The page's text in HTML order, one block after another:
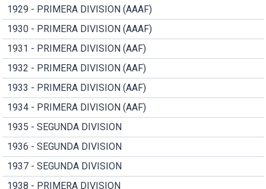
1929 - PRIMERA DIVISION (AAAF)
1930 - PRIMERA DIVISION (AAAF)
1931 - PRIMERA DIVISION (AAF)
1932 - PRIMERA DIVISION (AAF)
1933 - PRIMERA DIVISION (AAF)
1934 - PRIMERA DIVISION (AAF)
1935 - SEGUNDA DIVISION
1936 - SEGUNDA DIVISION
1937 - SEGUNDA DIVISION
1938 - PRIMERA DIVISION